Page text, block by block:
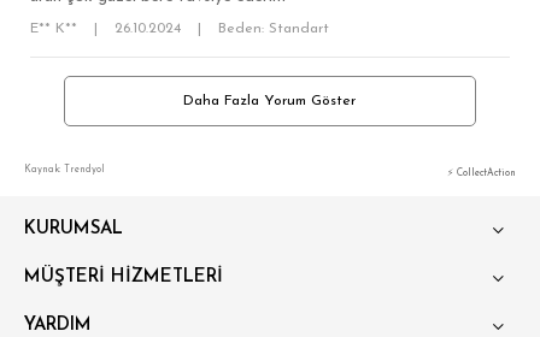
E** K** 26.10.2024 Beden: Standart
Daha Fazla Yorum Göster
Kaynak: Trendyol ⚡ CollectAction
KURUMSAL
MÜŞTERİ HİZMETLERİ
YARDIM